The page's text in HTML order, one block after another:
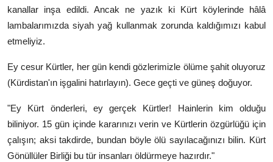
kanallar inşa edildi. Ancak ne yazık ki Kürt köylerinde hâlâ
lambalarımızda siyah yağ kullanmak zorunda kaldığımızı kabul
etmeliyiz.
Ey cesur Kürtler, her gün kendi gözlerimizle ölüme şahit oluyoruz
(Kürdistan'ın işgalini hatırlayın). Gece geçti ve güneş doğuyor.
"Ey Kürt önderleri, ey gerçek Kürtler! Hainlerin kim olduğu
biliniyor. 15 gün içinde kararınızı verin ve Kürtlerin özgürlüğü için
çalışın; aksi takdirde, bundan böyle ölü sayılacağınızı bilin. Kürt
Gönüllüler Birliği bu tür insanları öldürmeye hazırdır."